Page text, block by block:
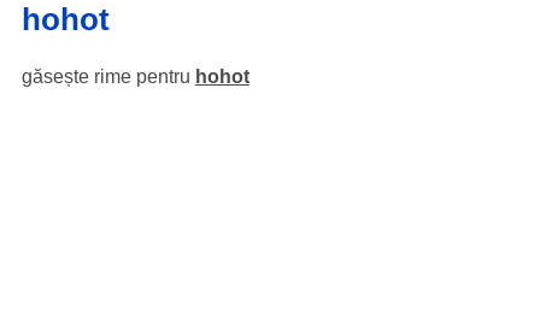
hohot
găsește rime pentru hohot